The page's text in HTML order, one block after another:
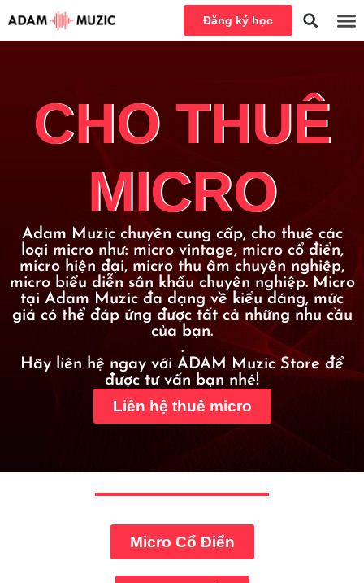
Đăng ký học
CHO THUÊ
MICRO
Adam Muzic chuyên cung cấp, cho thuê các
loại micro như: micro vintage, micro cổ điển,
micro hiện đại, micro thu âm chuyên nghiệp,
micro biểu diễn sân khấu chuyên nghiệp. Micro
tại Adam Muzic đa dạng về kiểu dáng, mức
giá có thể đáp ứng được tất cả những nhu cầu
của bạn.
.
Hãy liên hệ ngay với ADAM Muzic Store để
được tư vấn bạn nhé!
Liên hệ thuê micro
Micro Cổ Điển